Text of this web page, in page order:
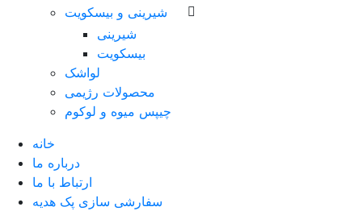
شیرینی و بیسکویت
شیرینی
بیسکویت
لواشک
محصولات رژیمی
چیپس میوه و لوکوم
خانه
درباره ما
ارتباط با ما
سفارشی سازی پک هدیه